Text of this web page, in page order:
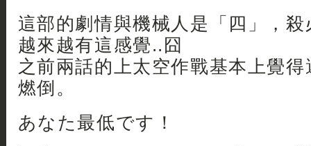
這部的劇情與機械人是「四」，
越來越有這感覺..囧
之前兩話的上太空作戰基本上覺
燃倒。
あなた最低です！